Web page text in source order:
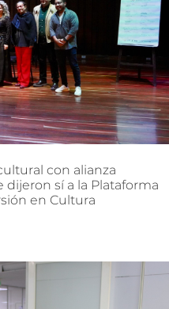
con alianza
dijeron sí a la Plataforma
en Cultura